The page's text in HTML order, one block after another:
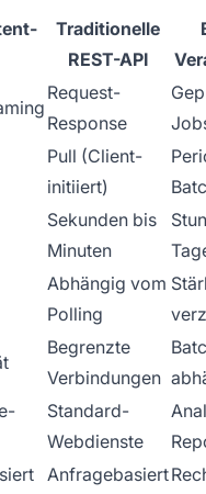
Traditionelle
REST-API
Request-
Response
Pull (Client-
initiiert)
Sekunden bis
Minuten
Abhängig vom
Polling
Begrenzte
Verbindungen
Standard-
Webdienste
Anfragebasiert